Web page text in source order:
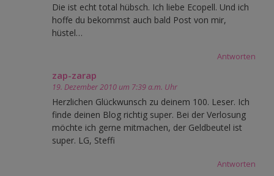
Die ist echt total hübsch. Ich liebe Ecopell. Und ich
hoffe du bekommst auch bald Post von mir,
hüstel…
Antworten
zap-zarap
19. Dezember 2010 um 7:39 a.m. Uhr
Herzlichen Glückwunsch zu deinem 100. Leser. Ich
finde deinen Blog richtig super. Bei der Verlosung
möchte ich gerne mitmachen, der Geldbeutel ist
super. LG, Steffi
Antworten